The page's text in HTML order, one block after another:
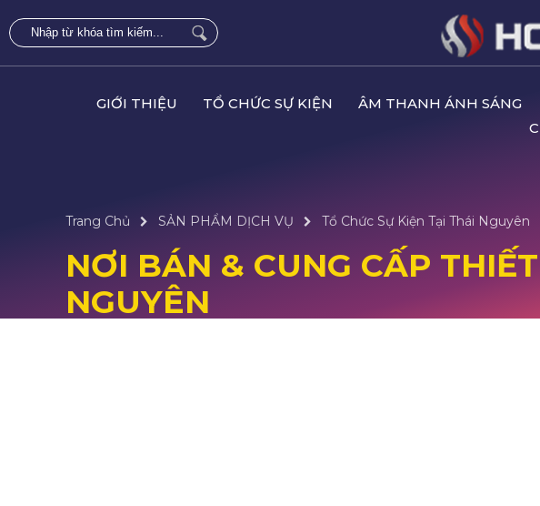
GIỚI THIỆU TỔ CHỨC SỰ KIỆN ÂM THANH ÁNH SÁNG
Trang Chủ SẢN PHẨM DỊCH VỤ Tổ Chức Sự Kiện Tại Thái Nguyên
NƠI BÁN & CUNG CẤP
NGUYÊN